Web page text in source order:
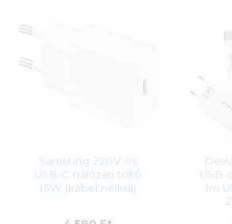
4
Samsung 220V-os
USB-C hálózati töltő
15W (kábel nélkül)
USB-
1m